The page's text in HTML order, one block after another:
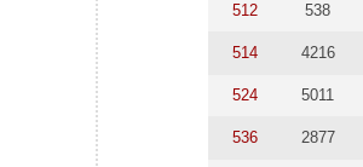
512 538
514 4216
524 5011
536 2877